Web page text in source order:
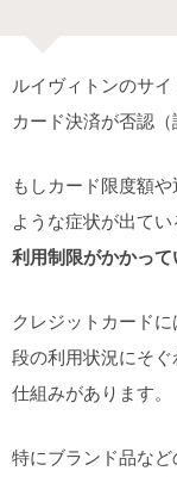
ルイヴィトンのサ
カード決済が否認
もしカード限度額
ような症状が出てい
利用制限がかかっ
クレジットカード
段の利用状況にそぐ
仕組みがあります。
特にブランド品な